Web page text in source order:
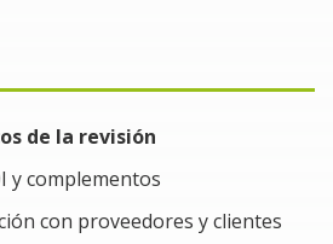
de escenarios propuestos
internos de revisión.
al tomar el Curso/Taller
de la revisión
y complementos
con proveedores y clientes